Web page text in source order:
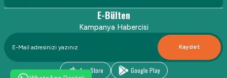
E-Bülten
Kampanya Habercisi
Kaydet
App Store Google Play